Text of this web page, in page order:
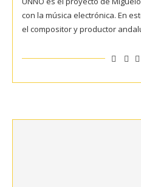
con la música electrónica. En
el compositor y productor